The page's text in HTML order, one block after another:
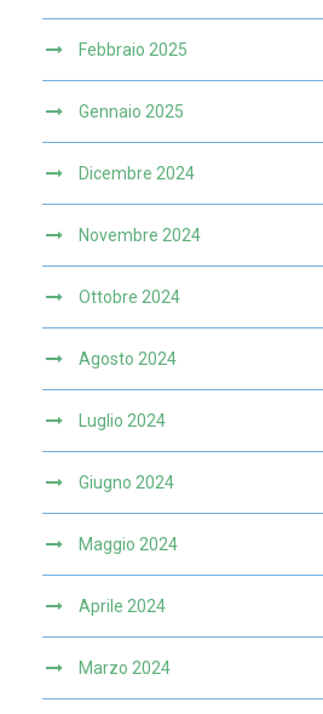
Febbraio 2025
Gennaio 2025
Dicembre 2024
Novembre 2024
Ottobre 2024
Agosto 2024
Luglio 2024
Giugno 2024
Maggio 2024
Aprile 2024
Marzo 2024